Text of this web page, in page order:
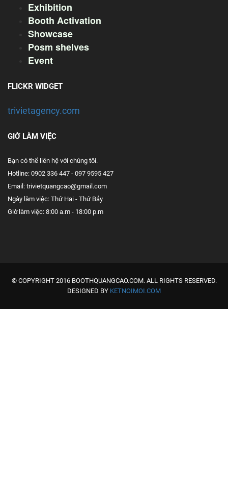
Exhibition
Booth Activation
Showcase
Posm shelves
Event
FLICKR WIDGET
trivietagency.com
GIỜ LÀM VIỆC
Bạn có thể liên hệ với chúng tôi.
Hotline: 0902 336 447 - 097 9595 427
Email: trivietquangcao@gmail.com
Ngày làm việc: Thứ Hai - Thứ Bảy
Giờ làm việc: 8:00 a.m - 18:00 p.m
© COPYRIGHT 2016 BOOTHQUANGCAO.COM. ALL RIGHTS RESERVED.
DESIGNED BY KETNOIMOI.COM